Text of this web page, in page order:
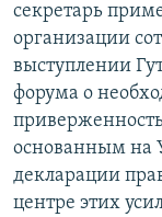
секретарь
организации
выступлении
форума о
основанным на
декларации
центре этих